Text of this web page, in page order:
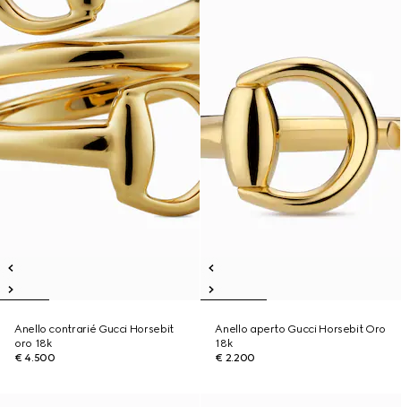
Anello contrarié Gucci Horsebit
oro 18k
€ 4.500
Anello aperto Gucci Horsebit Oro
18k
€ 2.200